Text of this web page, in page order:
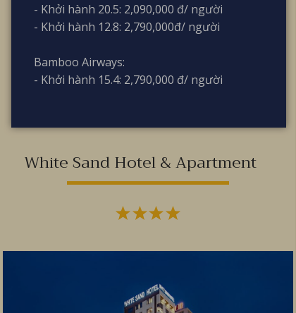
- Khởi hành 20.5: 2,090,000 đ/ người
- Khởi hành 12.8: 2,790,000đ/ người
Bamboo Airways:
- Khởi hành 15.4: 2,790,000 đ/ người
White Sand Hotel & Apartment